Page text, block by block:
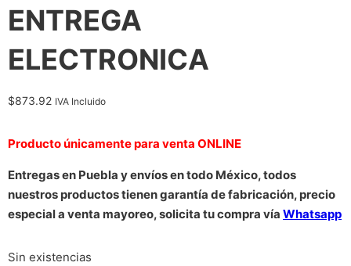
ENTREGA
ELECTRONICA
$873.92 IVA Incluido
Producto únicamente para venta ONLINE
Entregas en Puebla y envíos en todo México, todos
nuestros productos tienen garantía de fabricación, precio
especial a venta mayoreo, solicita tu compra vía Whatsapp
Sin existencias